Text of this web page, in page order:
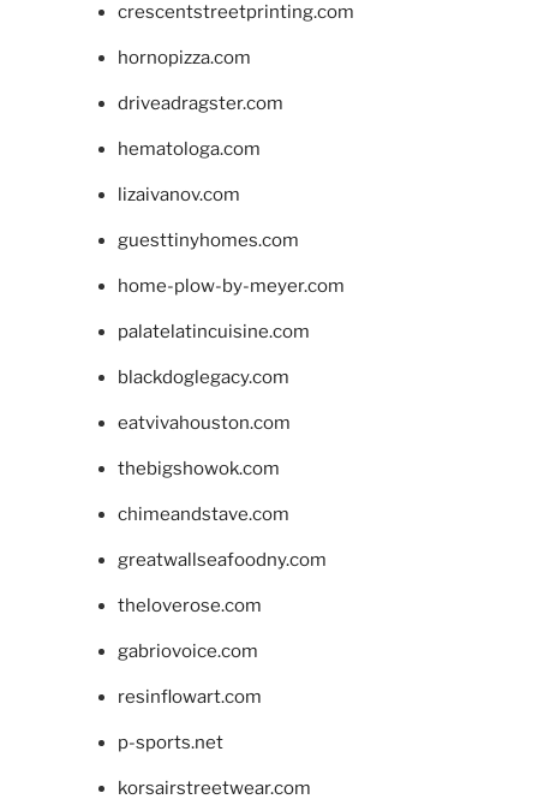
crescentstreetprinting.com
hornopizza.com
driveadragster.com
hematologa.com
lizaivanov.com
guesttinyhomes.com
home-plow-by-meyer.com
palatelatincuisine.com
blackdoglegacy.com
eatvivahouston.com
thebigshowok.com
chimeandstave.com
greatwallseafoodny.com
theloverose.com
gabriovoice.com
resinflowart.com
p-sports.net
korsairstreetwear.com